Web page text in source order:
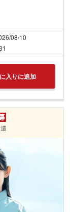
08/10
入りに追加